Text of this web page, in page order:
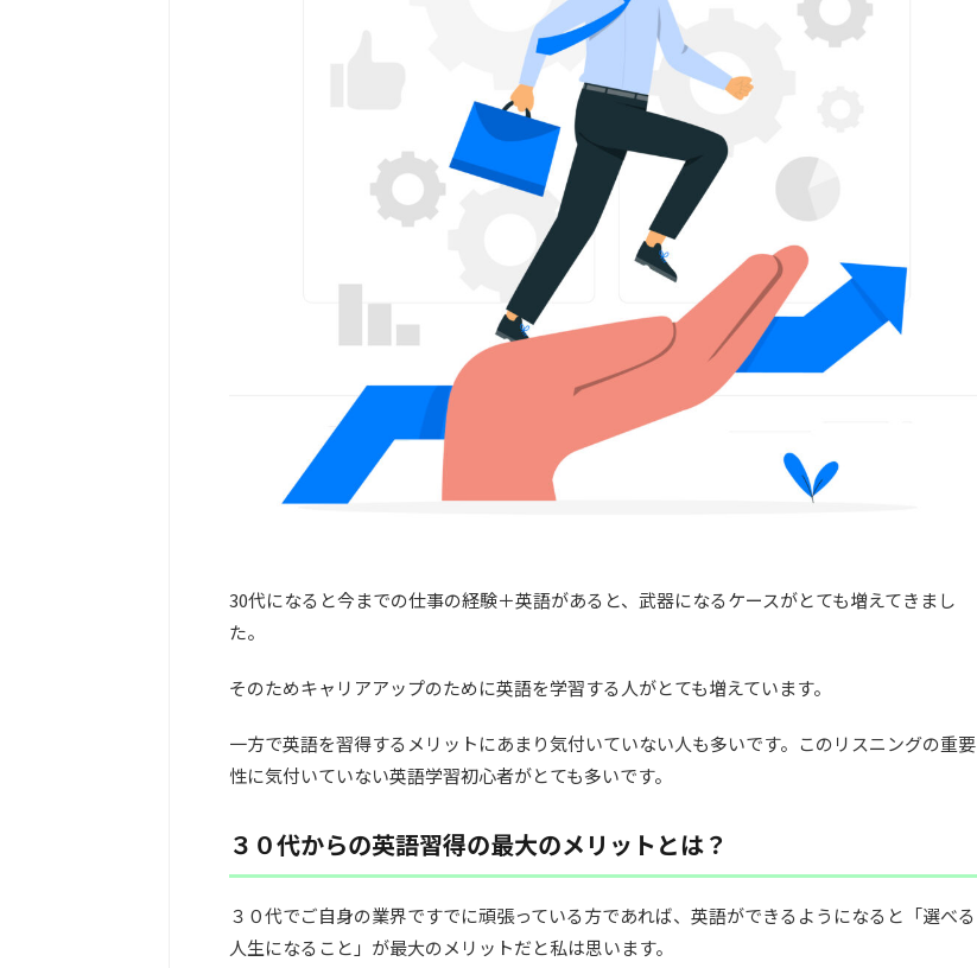
30代になると今までの仕事の経験＋英語があると、武器になるケースがとても増えてきまし
た。
そのためキャリアアップのために英語を学習する人がとても増えています。
一方で英語を習得するメリットにあまり気付いていない人も多いです。このリスニングの重要
性に気付いていない英語学習初心者がとても多いです。
３０代からの英語習得の最大のメリットとは？
３０代でご自身の業界ですでに頑張っている方であれば、英語ができるようになると「選べる
人生になること」が最大のメリットだと私は思います。